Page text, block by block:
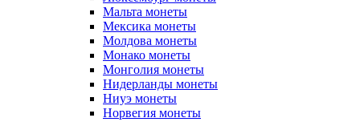
Мальта монеты
Мексика монеты
Молдова монеты
Монако монеты
Монголия монеты
Нидерланды монеты
Ниуэ монеты
Норвегия монеты